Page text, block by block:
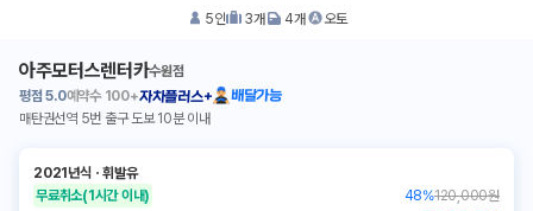
5인 3개 4개 오토
아주모터스렌터카수원점
평점 5.0예약수 100+자차플러스+
배달가능
매탄권선역 5번 출구 도보 10분 이내
2021년식 ㆍ휘발유
무료취소(1시간 이내) 48%120,000원